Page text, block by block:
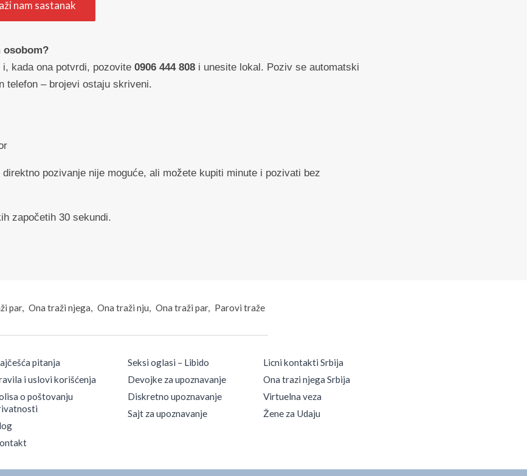
osobom?
kada ona potvrdi, pozovite 0906 444 808 i unesite lokal. Poziv se automatski
telefon – brojevi ostaju skriveni.
direktno pozivanje nije moguće, ali možete kupiti minute i pozivati bez
započetih 30 sekundi.
par Ona traži njega Ona traži nju Ona traži par Parovi traže
pitanja
i uslovi korišćenja
o poštovanju
Seksi oglasi – Libido
Devojke za upoznavanje
Diskretno upoznavanje
Sajt za upoznavanje
Licni kontakti Srbija
Ona trazi njega Srbija
Virtuelna veza
Žene za Udaju